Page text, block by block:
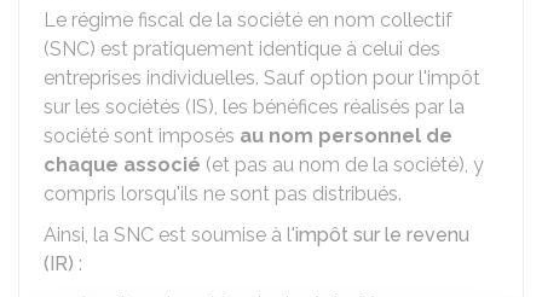
Le régime fiscal de la société en nom collectif
(SNC) est pratiquement identique à celui des
entreprises individuelles. Sauf option pour l'impôt
sur les sociétés (IS), les bénéfices réalisés par la
société sont imposés au nom personnel de
chaque associé (et pas au nom de la société), y
compris lorsqu'ils ne sont pas distribués.
Ainsi, la SNC est soumise à l'impôt sur le revenu
(IR) :